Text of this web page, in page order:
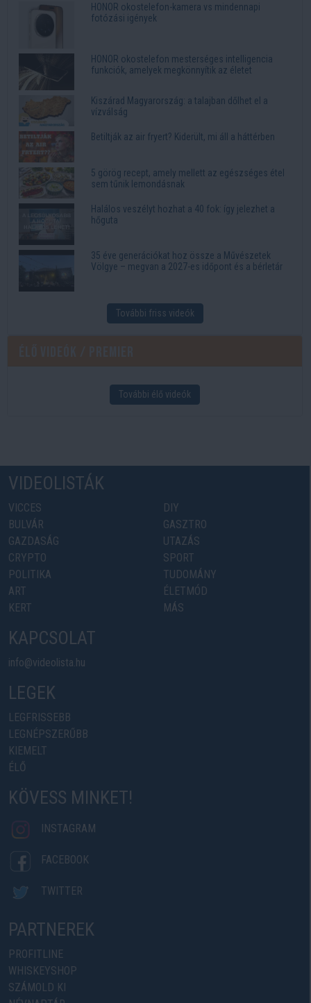
HONOR okostelefon-kamera vs mindennapi
fotózási igények
HONOR okostelefon mesterséges intelligencia
funkciók, amelyek megkönnyítik az életet
Kiszárad Magyarország: a talajban dőlhet el a
vízválság
Betiltják az air fryert? Kiderült, mi áll a háttérben
5 görög recept, amely mellett az egészséges étel
sem tűnik lemondásnak
Halálos veszélyt hozhat a 40 fok: így jelezhet a
hőguta
35 éve generációkat hoz össze a Művészetek
Völgye – megvan a 2027-es időpont és a bérletár
További friss videók
További élő videók
VIDEOLISTÁK
VICCES
BULVÁR
GAZDASÁG
CRYPTO
POLITIKA
ART
KERT
DIY
GASZTRO
UTAZÁS
SPORT
TUDOMÁNY
ÉLETMÓD
MÁS
KAPCSOLAT
info@videolista.hu
LEGEK
LEGFRISSEBB
LEGNÉPSZERŰBB
KIEMELT
ÉLŐ
KÖVESS MINKET!
INSTAGRAM
FACEBOOK
TWITTER
PARTNEREK
PROFITLINE
WHISKEYSHOP
SZÁMOLD KI